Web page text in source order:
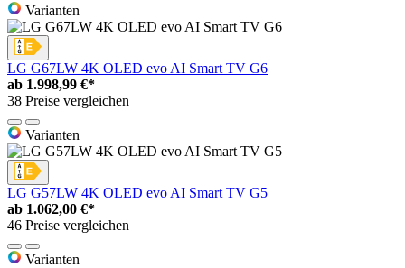
Varianten
LG G67LW 4K OLED evo AI Smart TV G6
ab 1.998,99 €*
38 Preise vergleichen
Varianten
LG G57LW 4K OLED evo AI Smart TV G5
ab 1.062,00 €*
46 Preise vergleichen
Varianten